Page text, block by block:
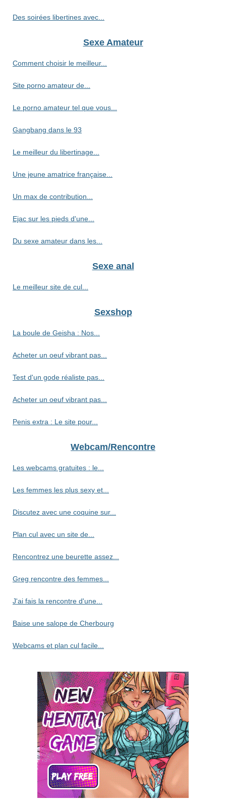
Des soirées libertines avec...
Sexe Amateur
Comment choisir le meilleur...
Site porno amateur de...
Le porno amateur tel que vous...
Gangbang dans le 93
Le meilleur du libertinage...
Une jeune amatrice française...
Un max de contribution...
Ejac sur les pieds d'une...
Du sexe amateur dans les...
Sexe anal
Le meilleur site de cul...
Sexshop
La boule de Geisha : Nos...
Acheter un oeuf vibrant pas...
Test d'un gode réaliste pas...
Acheter un oeuf vibrant pas...
Penis extra : Le site pour...
Webcam/Rencontre
Les webcams gratuites : le...
Les femmes les plus sexy et...
Discutez avec une coquine sur...
Plan cul avec un site de...
Rencontrez une beurette assez...
Greg rencontre des femmes...
J'ai fais la rencontre d'une...
Baise une salope de Cherbourg
Webcams et plan cul facile...